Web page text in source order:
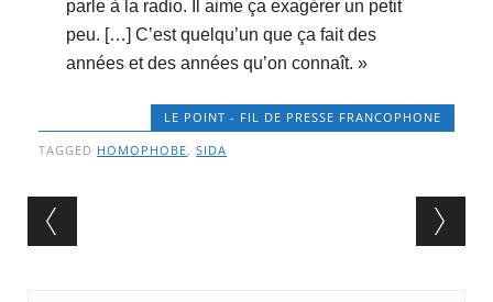
parle à la radio. Il aime ça exagérer un petit
peu. […] C’est quelqu’un que ça fait des
années et des années qu’on connaît. »
LE POINT - FIL DE PRESSE FRANCOPHONE
TAGGED HOMOPHOBE,SIDA
Post navigation